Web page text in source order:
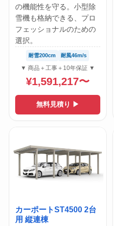
の機能性を守る。小型除
雪機も格納できる、プロ
フェッショナルのための
選択。
耐雪200cm 耐風46m/s
▼ 商品＋工事＋10年保証 ▼
¥1,591,217〜
無料見積り ▶
カーポートST4500 2台
用 縦連棟